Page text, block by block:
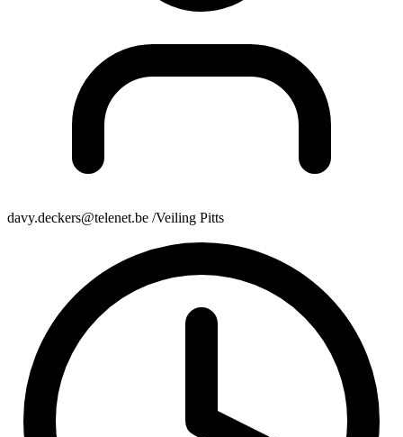
davy.deckers@telenet.be /Veiling Pitts